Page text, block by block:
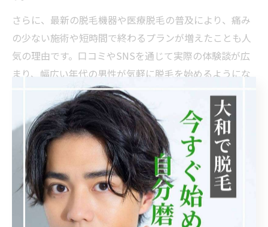
さらに、最新の脱毛機器や医療脱毛の普及により、痛み
の少ない施術や短時間で終わるプランが増えたことも人
気の理由です。口コミやSNSを通じて実際の体験談が広
まり、幅広い年代の男性が気軽に脱毛を始めるようにな
っています。特に相模原エリアでは、駅から徒歩圏内の
クリニックやサロンが多く、通いやすさも大きな魅力で
す。
第一印象アップに脱毛が効果的な訳
脱毛による清潔感は、第一印象を大きく左右します。ヒ
ゲや体毛が整っていることで、相手に爽やかで信頼でき
る印象を与えることができるため、ビジネスやプライベ